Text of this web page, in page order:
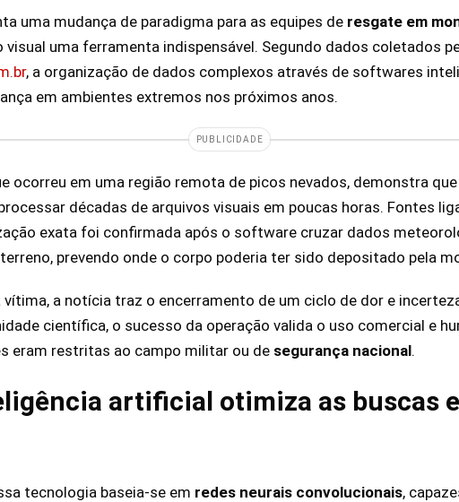
uma mudança de paradigma para as equipes de resgate em
visual uma ferramenta indispensável. Segundo dados coletados
, a organização de dados complexos através de softwares
em ambientes extremos nos próximos anos.
PUBLICIDADE
ocorreu em uma região remota de picos nevados, demonstra
décadas de arquivos visuais em poucas horas. Fontes
exata foi confirmada após o software cruzar dados
prevendo onde o corpo poderia ter sido depositado pela
a notícia traz o encerramento de um ciclo de dor e
científica, o sucesso da operação valida o uso comercial e
eram restritas ao campo militar ou de segurança nacional.
artificial otimiza as buscas
tecnologia baseia-se em redes neurais convolucionais,